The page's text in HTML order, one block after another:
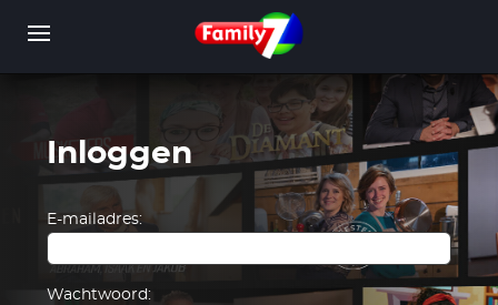
WORD LID INLOGGEN
Inloggen
E-mailadres:
Wachtwoord: